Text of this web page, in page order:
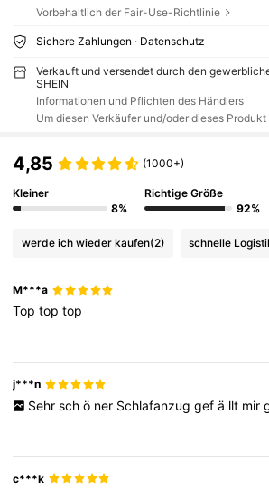
Vorbehaltlich der Fair-Use-Richtlinie
Sichere Zahlungen · Datenschutz
Verkauft und versendet durch den
SHEIN
Informationen und Pflichten des Händlers
Um diesen Verkäufer und/oder dieses
4,85 (1000+)
Kleiner
8%
Richtige Größe
92%
werde ich wieder kaufen(2) schnelle
M***a
Toptoptop
j***n
Sehr sch ö ner Schlafanzug gef ä llt mir
c***k